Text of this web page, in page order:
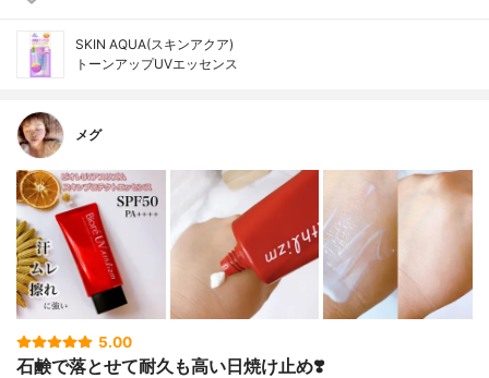
SKIN AQUA(スキンアクア)
トーンアップUVエッセンス
メグ
5.00
石鹸で落とせて耐久も高い日焼け止め❣️